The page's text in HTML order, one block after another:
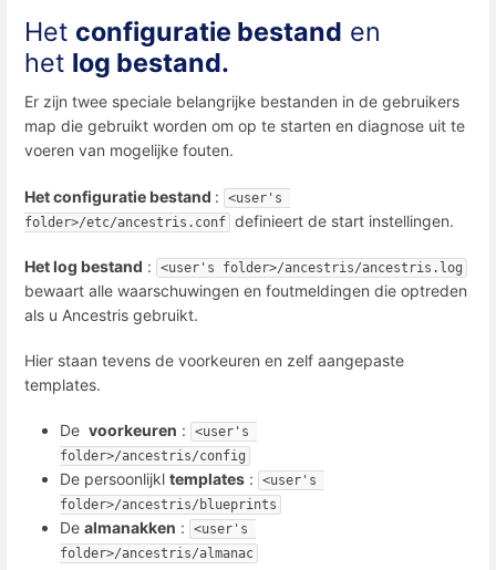
Het configuratie bestand en
het log bestand.
Er zijn twee speciale belangrijke bestanden in de gebruikers
map die gebruikt worden om op te starten en diagnose uit te
voeren van mogelijke fouten.
Het configuratie bestand :
<user's
folder>/etc/ancestris.conf definieert de start instellingen.
Het log bestand : <user's folder>/ancestris/ancestris.log
bewaart alle waarschuwingen en foutmeldingen die optreden
als u Ancestris gebruikt.
Hier staan tevens de voorkeuren en zelf aangepaste
templates.
De voorkeuren :
<user's
folder>/ancestris/config
De persoonlijkl templates :
<user's
folder>/ancestris/blueprints
De almanakken :
<user's
folder>/ancestris/almanac